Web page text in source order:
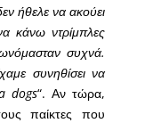
ήθελε να ακούει
κάνω ντρίμπλες
συχνά.
συνηθίσει να
dogs“. Αν τώρα,
παίκτες που